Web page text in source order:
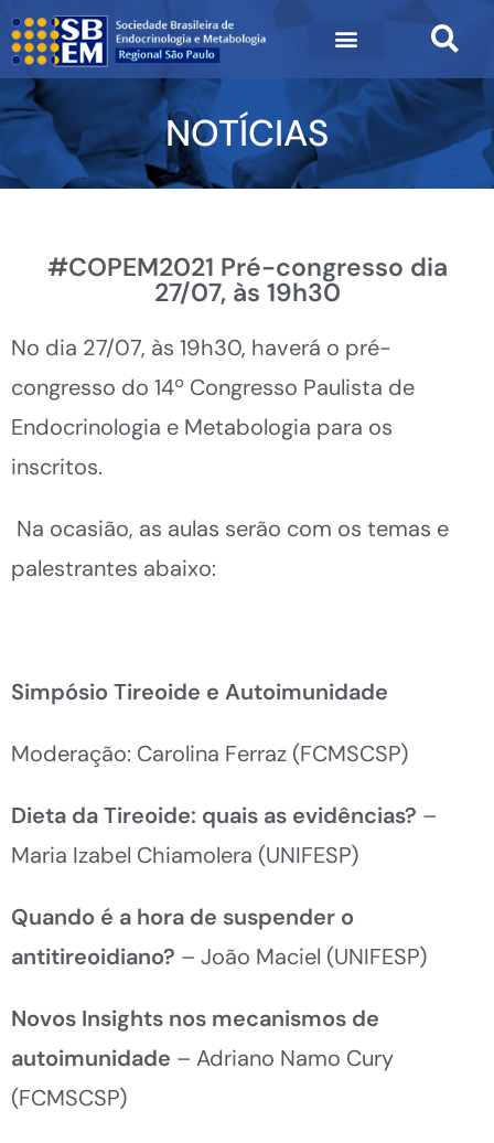
NOTÍCIAS
#COPEM2021 Pré-congresso dia
27/07, às 19h30
No dia 27/07, às 19h30, haverá o pré-
congresso do 14º Congresso Paulista de
Endocrinologia e Metabologia para os
inscritos.
Na ocasião, as aulas serão com os temas e
palestrantes abaixo:
Simpósio Tireoide e Autoimunidade
Moderação: Carolina Ferraz (FCMSCSP)
Dieta da Tireoide: quais as evidências? –
Maria Izabel Chiamolera (UNIFESP)
Quando é a hora de suspender o
antitireoidiano? – João Maciel (UNIFESP)
Novos Insights nos mecanismos de
autoimunidade – Adriano Namo Cury
(FCMSCSP)